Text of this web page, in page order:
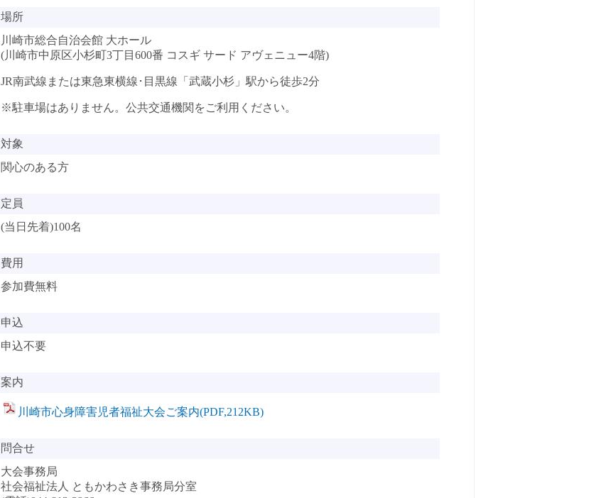
場所
川崎市総合自治会館 大ホール
(川崎市中原区小杉町3丁目600番 コスギ サード アヴェニュー4階)
JR南武線または東急東横線･目黒線「武蔵小杉」駅から徒歩2分
※駐車場はありません。公共交通機関をご利用ください。
対象
関心のある方
定員
(当日先着)100名
費用
参加費無料
申込
申込不要
案内
川崎市心身障害児者福祉大会ご案内(PDF,212KB)
問合せ
大会事務局
社会福祉法人 ともかわさき事務局分室